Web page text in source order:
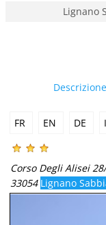
Lignano
Descrizione
FR EN DE
Corso Degli Alisei
33054 Lignano